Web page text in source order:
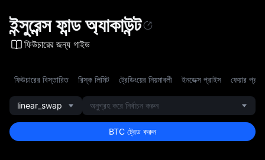
ইন্সুরেন্স ফান্ড অ্যাকাউন্ট
ফিউচারের জন্য গাইড
ফিউচারের বিস্তারিত রিস্ক লিমিট ট্রেডিংয়ের নিয়মাবলী ইনডেক্স প্রাইস ফেয়ার
linear_swap অনুগ্রহ করে নির্বাচন করুন
BTC ট্রেড করুন